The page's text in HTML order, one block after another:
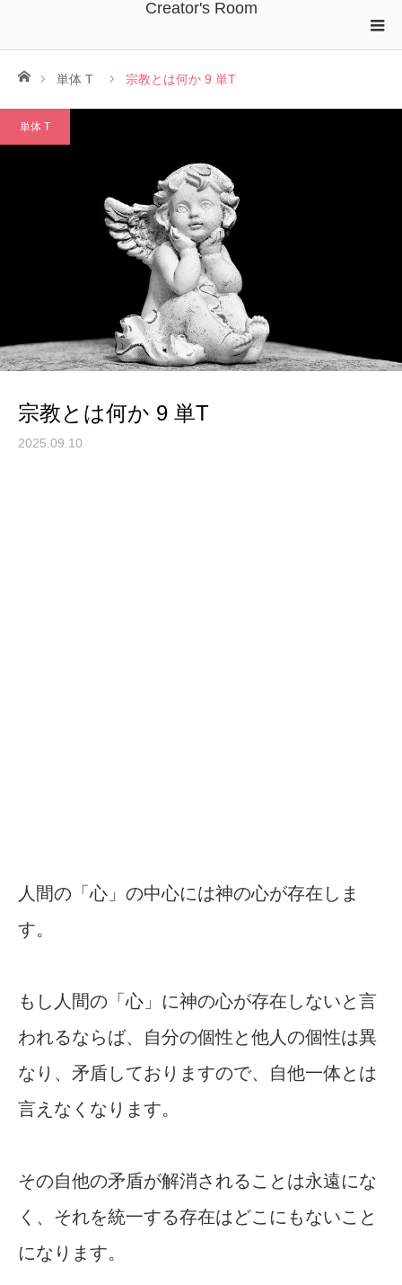
Creator's Room
ホーム単体 T 宗教とは何か 9 単T
単体 T
宗教とは何か 9 単T
2025.09.10
人間の「心」の中心には神の心が存在しま
す。
もし人間の「心」に神の心が存在しないと言
われるならば、自分の個性と他人の個性は異
なり、矛盾しておりますので、自他一体とは
言えなくなります。
その自他の矛盾が解消されることは永遠にな
く、それを統一する存在はどこにもないこと
になります。